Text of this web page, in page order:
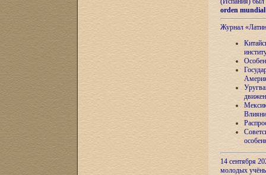
orden
Журнал
14 сентября
молодых